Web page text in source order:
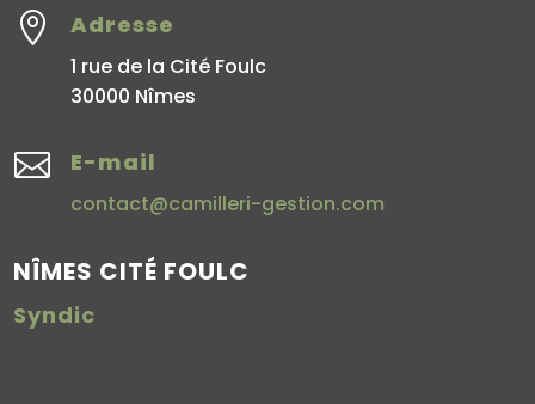
 Adresse
1 rue de la Cité Foulc
30000 Nîmes
 E-mail
contact@camilleri-gestion.com
NÎMES CITÉ FOULC
Syndic